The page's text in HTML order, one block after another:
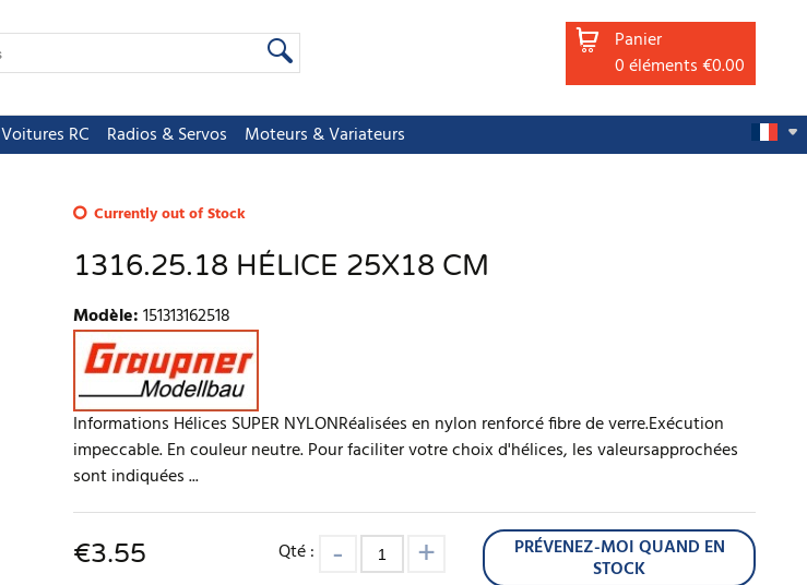
Panier
0éléments€0.00
Voitures RC Radios & Servos
Moteurs & Variateurs
Currently out of Stock
1316.25.18 HÉLICE 25X18 CM
Modèle:151313162518
Informations Hélices SUPER NYLONRéalisées en nylon renforcé fibre de verre.Exécution
impeccable. En couleur neutre. Pour faciliter votre choix d'hélices, les valeursapprochées
sont indiquées ...
€3.55 Qté : PRÉVENEZ-MOI QUAND EN
STOCK